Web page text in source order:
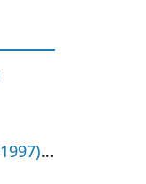
Volkswagen Golf 3 / Vento (1991-1997) Руководство по ремонту и техническому обслуживанию